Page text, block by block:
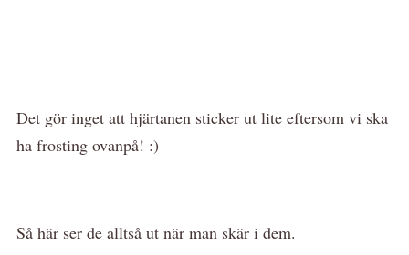
Det gör inget att hjärtanen sticker ut lite eftersom vi ska
ha frosting ovanpå! :)
Så här ser de alltså ut när man skär i dem.